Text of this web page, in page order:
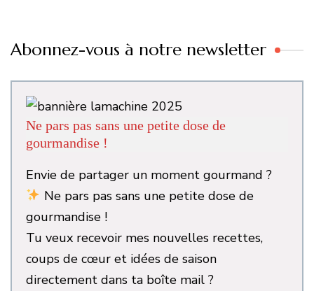
Abonnez-vous à notre newsletter
Ne pars pas sans une petite dose de
gourmandise !
Envie de partager un moment gourmand ?
Ne pars pas sans une petite dose de
gourmandise !
Tu veux recevoir mes nouvelles recettes,
coups de cœur et idées de saison
directement dans ta boîte mail ?